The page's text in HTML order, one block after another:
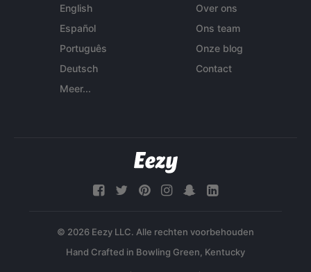
English
Español
Português
Deutsch
Meer...
Over ons
Ons team
Onze blog
Contact
© 2026 Eezy LLC. Alle rechten voorbehouden